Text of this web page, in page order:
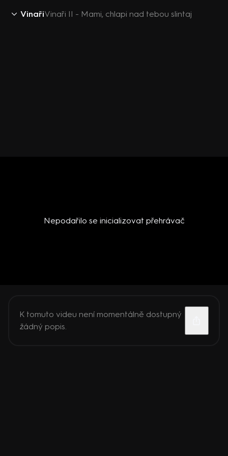
VinařiVinaři II - Mami, chlapi nad tebou slintaj
Nepodařilo se inicializovat přehrávač
K tomuto videu není momentálně dostupný
žádný popis.